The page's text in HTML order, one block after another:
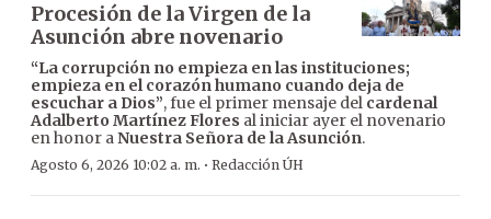
Procesión de la Virgen de la
Asunción abre novenario
“La corrupción no empieza en las instituciones;
empieza en el corazón humano cuando deja de
escuchar a Dios”, fue el primer mensaje del cardenal
Adalberto Martínez Flores al iniciar ayer el novenario
en honor aNuestra Señora de la Asunción.
Agosto 6, 2026 10:02 a. m. · Redacción ÚH